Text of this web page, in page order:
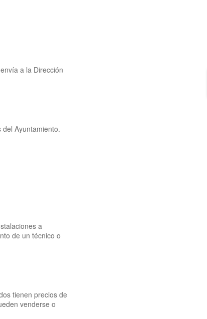
a la Dirección
Ayuntamiento.
a
de un técnico o
tienen precios de
venderse o